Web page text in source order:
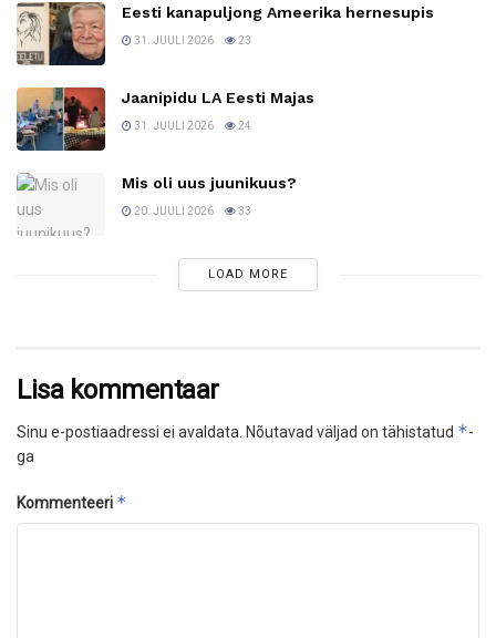
Eesti kanapuljong Ameerika hernesupis
31. JUULI 2026 23
Jaanipidu LA Eesti Majas
31. JUULI 2026 24
Mis oli uus juunikuus?
20. JUULI 2026 33
LOAD MORE
Lisa kommentaar
Sinu e-postiaadressi ei avaldata. Nõutavad väljad on tähistatud *-
ga
Kommenteeri *